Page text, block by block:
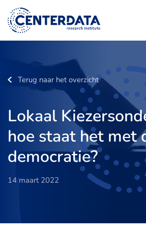
Terug naar het overzicht
Lokaal
hoe staat het met
democratie?
14 maart 2022